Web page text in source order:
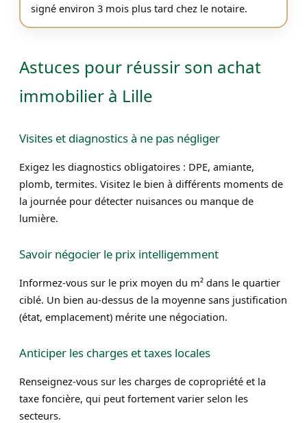
signé environ 3 mois plus tard chez le notaire.
Astuces pour réussir son achat
immobilier à Lille
Visites et diagnostics à ne pas négliger
Exigez les diagnostics obligatoires : DPE, amiante,
plomb, termites. Visitez le bien à différents moments de
la journée pour détecter nuisances ou manque de
lumière.
Savoir négocier le prix intelligemment
Informez-vous sur le prix moyen du m² dans le quartier
ciblé. Un bien au-dessus de la moyenne sans justification
(état, emplacement) mérite une négociation.
Anticiper les charges et taxes locales
Renseignez-vous sur les charges de copropriété et la
taxe foncière, qui peut fortement varier selon les
secteurs.